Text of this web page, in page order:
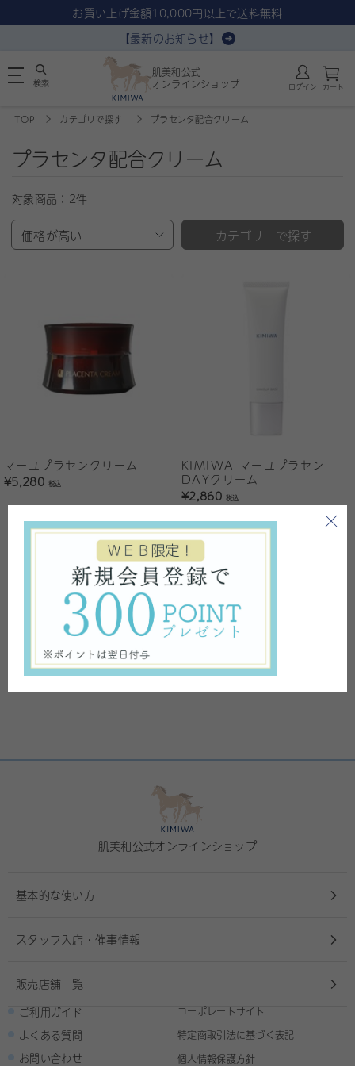
お買い上げ金額10,000円以上で送料無料
【最新のお知らせ】
肌美和公式
オンラインショップ
検索 ログイン カート
TOP カテゴリで探す プラセンタ配合クリーム
プラセンタ配合クリーム
対象商品： 2件
価格が高い カテゴリーで探す
マーユプラセンクリーム
¥5,280税込
KIMIWA マーユプラセン
DAYクリーム
¥2,860税込
1
肌美和公式オンラインショップ
基本的な使い方
スタッフ入店・催事情報
販売店舗一覧
ご利用ガイド
よくある質問
お問い合わせ
コーポレートサイト
特定商取引法に基づく表記
個人情報保護方針